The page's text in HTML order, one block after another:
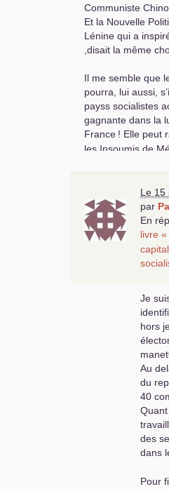
Communiste
Et la Nouvelle
Lénine qui a
,disait la même
Il me semble que
pourra, lui aussi,
payss socialistes
gagnante dans la
France ! Elle peut
les Insoumis de
Le 15
par
En
livre «
Je
hors
Au
du
40
des
dans
Pour